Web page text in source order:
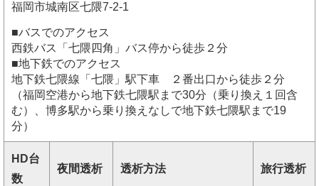
福岡市城南区七隈7-2-1
■バスでのアクセス
西鉄バス「七隈四角」バス停から徒歩２分
■地下鉄でのアクセス
地下鉄七隈線「七隈」駅下車 ２番出口から徒歩２分
（福岡空港から地下鉄七隈駅まで30分（乗り換え１回含
む）、博多駅から乗り換えなしで地下鉄七隈駅まで19
分）
HD台
数
夜間透析 透析方法 旅行透析